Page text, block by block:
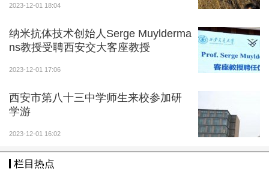
源情报分析两大实践目标，从数据的采集与可视化呈
现，到数据的进一步整理分析与完整应用，最终独立完
成专业的分析报告。
在智能财务实验室内，实验室依托财务共享服务技
术平台，搭建了与企业真实案例相同的财务共享服务实
践教学场景，通过技术落地实操，进一步培养学生在业
财流程设计与优化、业务处理、业务财务与管理会计应
用等方面的核心能力。
“我们旨在为师生创造优质的教学体验，并为筹备金
2023-12-01 18:04
纳米抗体技术创始人Serge Muylderma
ns教授受聘西安交大客座教授
2023-12-01 17:06
西安市第八十三中学师生来校参加研
学游
2023-12-01 16:02
栏目热点